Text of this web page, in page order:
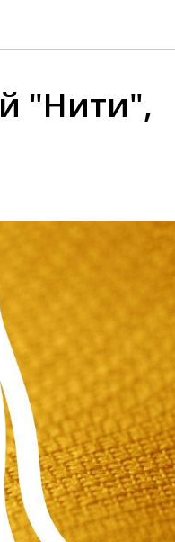
"Нити",